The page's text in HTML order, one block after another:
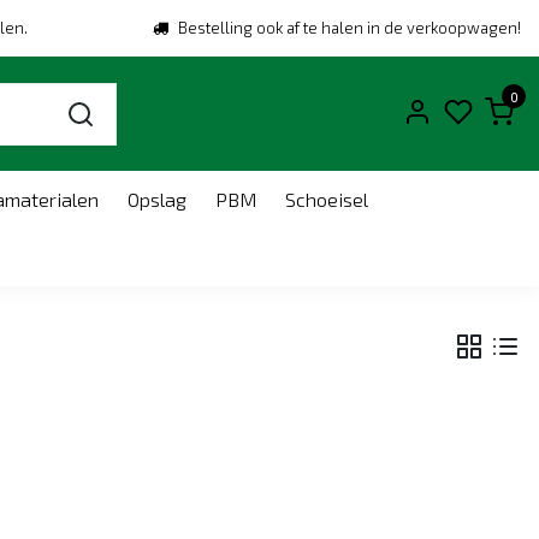
Bestelling ook af te halen in de verkoopwagen!
0
Opslag PBM Schoeisel